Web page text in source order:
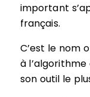
important
français.
C’est le nom
à
son outil le